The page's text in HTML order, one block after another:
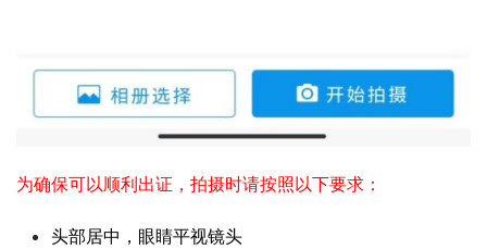
为确保可以顺利出证，拍摄时请按照以下要求：
头部居中，眼睛平视镜头